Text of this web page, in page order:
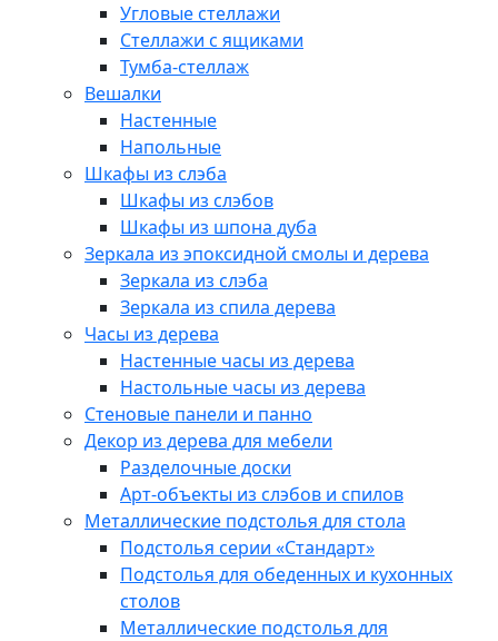
Угловые стеллажи
Стеллажи с ящиками
Тумба-стеллаж
Вешалки
Настенные
Напольные
Шкафы из слэба
Шкафы из слэбов
Шкафы из шпона дуба
Зеркала из эпоксидной смолы и дерева
Зеркала из слэба
Зеркала из спила дерева
Часы из дерева
Настенные часы из дерева
Настольные часы из дерева
Стеновые панели и панно
Декор из дерева для мебели
Разделочные доски
Арт-объекты из слэбов и спилов
Металлические подстолья для стола
Подстолья серии «Стандарт»
Подстолья для обеденных и кухонных
столов
Металлические подстолья для